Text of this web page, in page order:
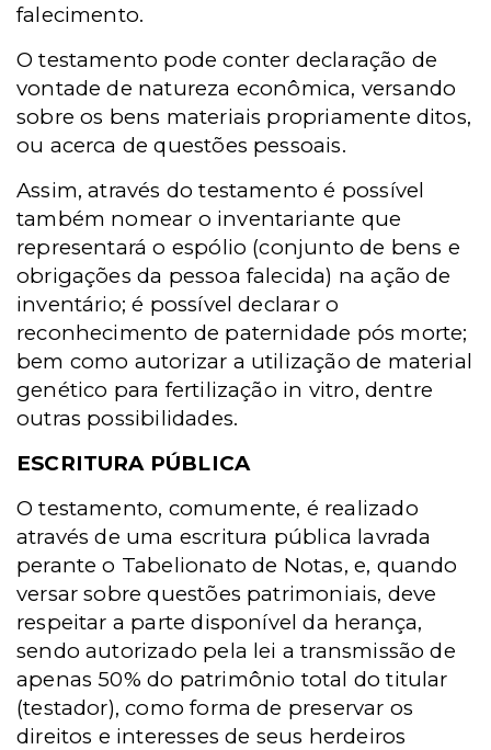
falecimento.
O testamento pode conter declaração de
vontade de natureza econômica, versando
sobre os bens materiais propriamente ditos,
ou acerca de questões pessoais.
Assim, através do testamento é possível
também nomear o inventariante que
representará o espólio (conjunto de bens e
obrigações da pessoa falecida) na ação de
inventário; é possível declarar o
reconhecimento de paternidade pós morte;
bem como autorizar a utilização de material
genético para fertilização in vitro, dentre
outras possibilidades.
ESCRITURA PÚBLICA
O testamento, comumente, é realizado
através de uma escritura pública lavrada
perante o Tabelionato de Notas, e, quando
versar sobre questões patrimoniais, deve
respeitar a parte disponível da herança,
sendo autorizado pela lei a transmissão de
apenas 50% do patrimônio total do titular
(testador), como forma de preservar os
direitos e interesses de seus herdeiros